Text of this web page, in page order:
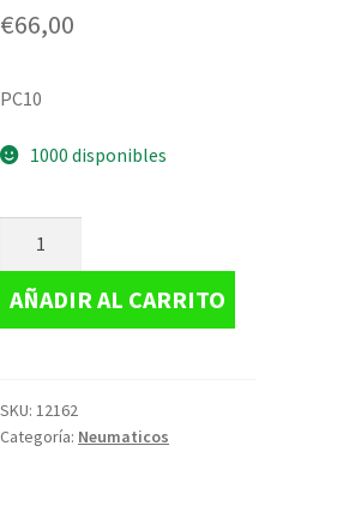
€66,00
PC10
1000 disponibles
AÑADIR AL CARRITO
SKU: 12162
Categoría: Neumaticos